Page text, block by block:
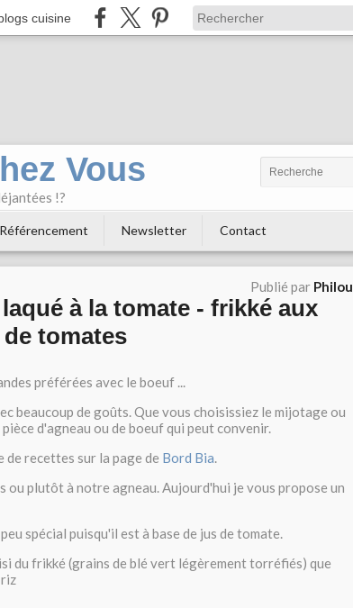
cuisine
Vous
!?
Newsletter Contact
Publié par Philou
à la tomate - frikké aux
tomates
préférées avec le boeuf ...
beaucoup de goûts. Que vous choisissiez le mijotage ou
d'agneau ou de boeuf qui peut convenir.
recettes sur la page de Bord Bia.
ou plutôt à notre agneau. Aujourd'hui je vous propose un
spécial puisqu'il est à base de jus de tomate.
du frikké (grains de blé vert légèrement torréfiés) que